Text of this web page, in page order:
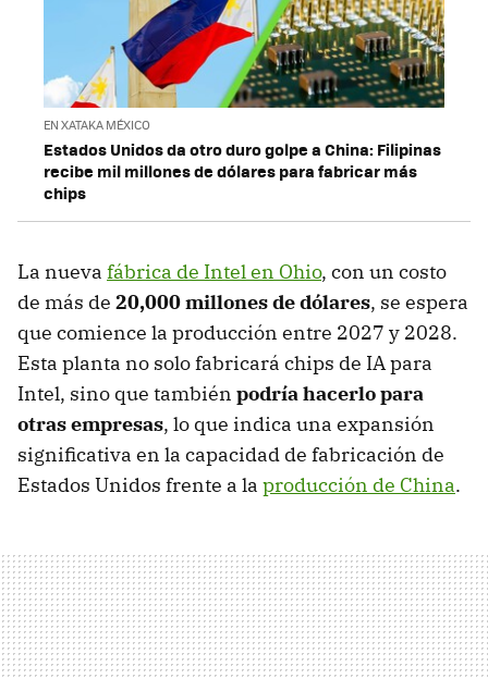
EN XATAKA MÉXICO
Estados Unidos da otro duro golpe a China: Filipinas
recibe mil millones de dólares para fabricar más
chips
La nueva fábrica de Intel en Ohio, con un costo
de más de 20,000 millones de dólares, se espera
que comience la producción entre 2027 y 2028.
Esta planta no solo fabricará chips de IA para
Intel, sino que también podría hacerlo para
otras empresas, lo que indica una expansión
significativa en la capacidad de fabricación de
Estados Unidos frente a la producción de China.